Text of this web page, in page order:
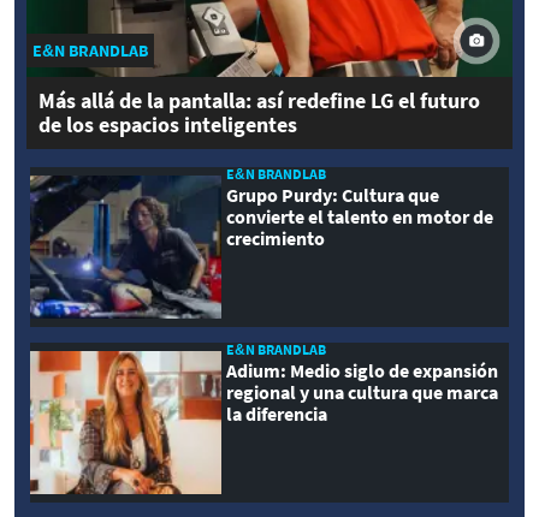
E&N BRANDLAB
Más allá de la pantalla: así redefine LG el futuro
de los espacios inteligentes
E&N BRANDLAB
Grupo Purdy: Cultura que
convierte el talento en motor de
crecimiento
E&N BRANDLAB
Adium: Medio siglo de expansión
regional y una cultura que marca
la diferencia